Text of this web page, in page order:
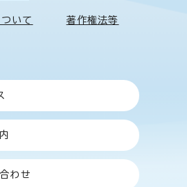
いて 著作権法等
わせ